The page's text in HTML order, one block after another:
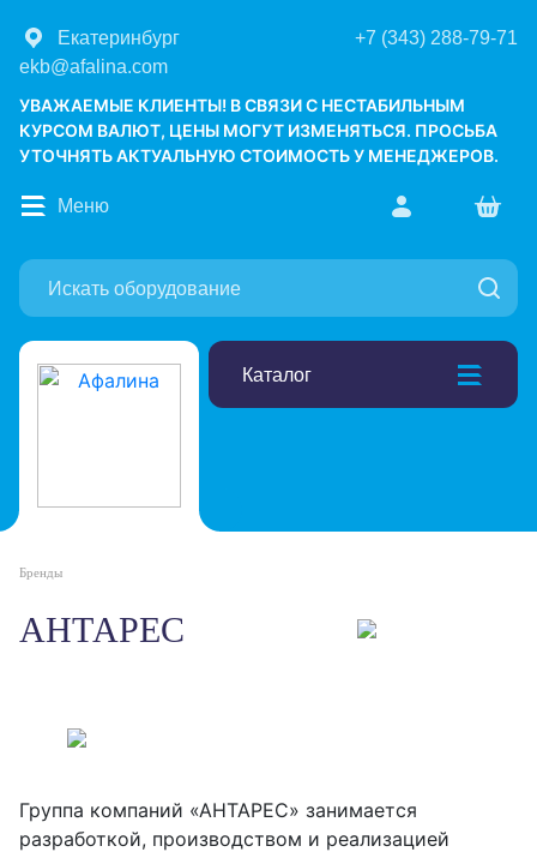
Екатеринбург
+7 (343) 288-79-71
ekb@afalina.com
УВАЖАЕМЫЕ КЛИЕНТЫ! В СВЯЗИ С НЕСТАБИЛЬНЫМ
КУРСОМ ВАЛЮТ, ЦЕНЫ МОГУТ ИЗМЕНЯТЬСЯ. ПРОСЬБА
УТОЧНЯТЬ АКТУАЛЬНУЮ СТОИМОСТЬ У МЕНЕДЖЕРОВ.
Каталог
Меню
Бренды
АНТАРЕС
Группа компаний «АНТАРЕС» занимается
разработкой, производством и реализацией